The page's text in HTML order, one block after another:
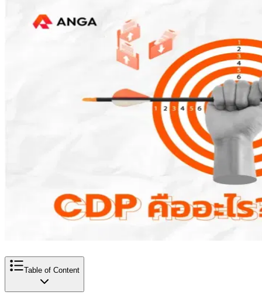
Table of Content